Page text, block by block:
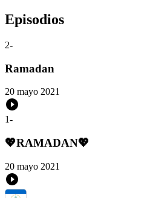
Episodios
2-
Ramadan
20 mayo 2021
1-
💖RAMADAN💖
20 mayo 2021